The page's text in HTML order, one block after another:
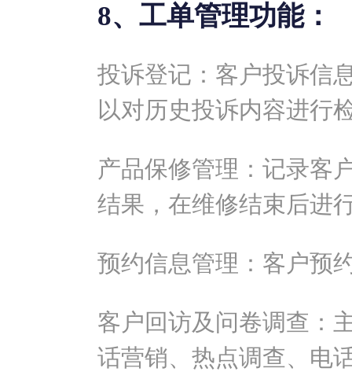
8、工单管理功能：
投诉登记：客户投诉信
以对历史投诉内容进行
产品保修管理：记录客
结果，在维修结束后进
预约信息管理：客户预
客户回访及问卷调查：
话营销、热点调查、电